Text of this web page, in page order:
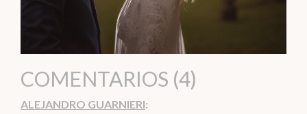
COMENTARIOS (4)
ALEJANDRO GUARNIERI: